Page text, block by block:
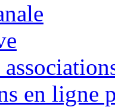
en ligne